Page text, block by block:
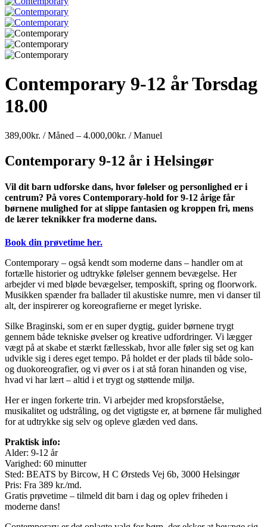
Contemporary 9-12 år Torsdag
18.00
389,00kr. / Måned – 4.000,00kr. / Manuel
/
Måned
4.000,00kr.
/
Manuel
Contemporary 9-12 år i Helsingør
Vil dit barn udforske dans, hvor følelser og personlighed er i
centrum? På vores Contemporary-hold for 9-12 årige får
børnene mulighed for at slippe fantasien og kroppen fri, mens
de lærer teknikker fra moderne dans.
Book din prøvetime her.
Contemporary – også kendt som moderne dans – handler om at
fortælle historier og udtrykke følelser gennem bevægelse. Her
arbejder vi med bløde bevægelser, temposkift, spring og floorwork.
Musikken spænder fra ballader til akustiske numre, men vi danser til
alt, der inspirerer og koreografierne er meget lyriske.
Silke Braginski, som er en super dygtig, guider børnene trygt
gennem både tekniske øvelser og kreative udfordringer. Vi lægger
vægt på at skabe et stærkt fællesskab, hvor alle føler sig set og kan
udvikle sig i deres eget tempo. På holdet er der plads til både solo-
og duokoreografier, og vi øver os i at stå foran hinanden og vise,
hvad vi har lært – altid i et trygt og støttende miljø.
Her er ingen forkerte trin. Vi arbejder med kropsforståelse,
musikalitet og udstråling, og det vigtigste er, at børnene får mulighed
for at udtrykke sig selv og opleve glæden ved dans.
Praktisk info:
Alder: 9-12 år
Varighed: 60 minutter
Sted: BEATS by Bircow, H C Ørsteds Vej 6b, 3000 Helsingør
Pris: Fra 389 kr./md.
Gratis prøvetime – tilmeld dit barn i dag og oplev friheden i
moderne dans!